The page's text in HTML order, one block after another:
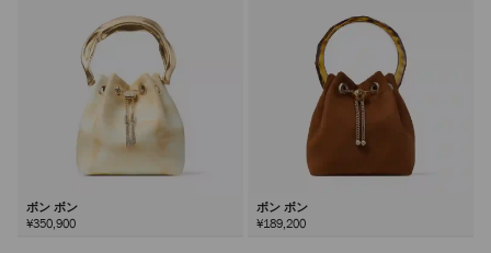
ボン ボン
¥350,900
ボン ボン
¥189,200